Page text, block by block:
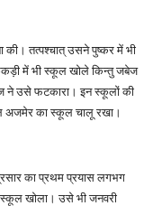
तत्पश्चात् उसने पुष्कर में भी
में भी स्कूल खोले किन्तु जबेज
ने उसे फटकारा। इन स्कूलों की
अजमेर का स्कूल चालू रखा।
प्रसार का प्रथम प्रयास लगभग
खोला। उसे भी जनवरी